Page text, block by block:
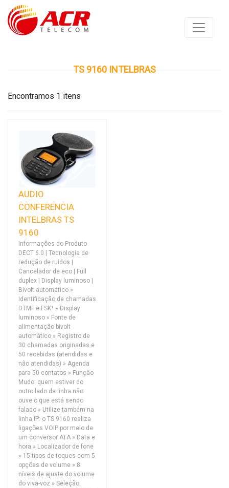
TS 9160 INTELBRAS
Encontramos 1 itens
AUDIO
CONFERENCIA
INTELBRAS TS
9160
Informações do Produto
DECT 6.0 | Tecnologia de
redução de ruídos |
Cancelador de eco | Full
duplex | Display luminoso |
Bivolt automático »
Identificação de chamadas
DTMF e FSK¹ » Display
luminoso » Fonte de
alimentação bivolt
automático » Registro de
30 chamadas originadas e
50 recebidas (atendidas e
não atendidas) » Agenda
para 50 contatos » Função
Mudo: quem estiver do
outro lado da linha não
ouve o que está sendo
falado » Utilize também na
linha IP: o TS 9160 realiza
ligações VOIP por meio de
um conversor ATA » Data e
hora » Localizador de fone
» 15 tipos de toques com 5
opções de volume » 8
níveis de ajuste do volume
do viva-voz » Seleção